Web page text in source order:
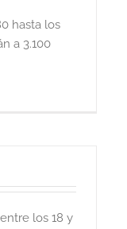
hasta los
a 3.100
los 18 y